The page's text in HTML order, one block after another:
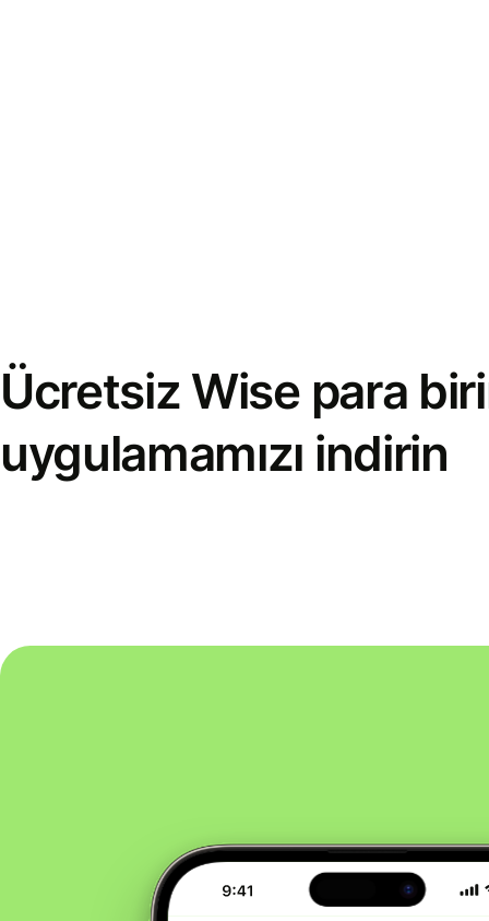
Ücretsiz Wise para
uygulamamızı indirin